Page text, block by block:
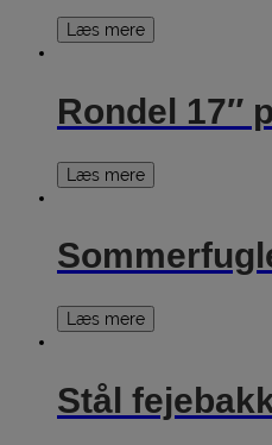
Læs mere
Rondel 17″
Læs mere
Læs mere
Stål